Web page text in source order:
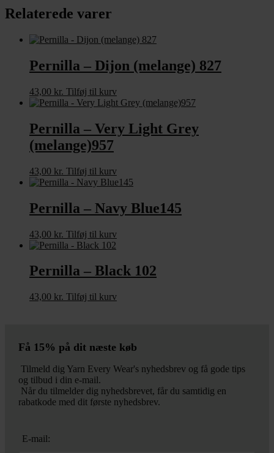
Relaterede varer
Pernilla – Dijon (melange) 827
43,00 kr. Tilføj til kurv
Pernilla – Very Light Grey
(melange)957
43,00 kr. Tilføj til kurv
Pernilla – Navy Blue145
43,00 kr. Tilføj til kurv
Pernilla – Black 102
43,00 kr. Tilføj til kurv
Få 15% på dit næste køb
Tilmeld dig Yarn Every Wear's nyhedsbrev og få gode tips
og tilbud i din e-mail.
Når du tilmelder dig nyhedsbrevet, får du samtidig en
rabatkode med dit første nyhedsbrev.
E-mail: